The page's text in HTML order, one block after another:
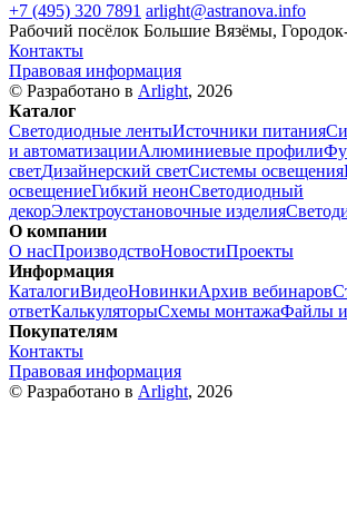
+7 (495) 320 7891 arlight@astranova.info
Рабочий посёлок Большие Вязёмы,
Контакты
Правовая информация
© Разработано в Arlight, 2026
Каталог
Светодиодные лентыИсточники питания
и автоматизацииАлюминиевые профили
светДизайнерский светСистемы освещения
освещениеГибкий неонСветодиодный
декорЭлектроустановочные изделия
О компании
О насПроизводствоНовостиПроекты
Информация
КаталогиВидеоНовинкиАрхив вебинаров
ответКалькуляторыСхемы монтажаФайлы
Покупателям
Контакты
Правовая информация
© Разработано в Arlight, 2026